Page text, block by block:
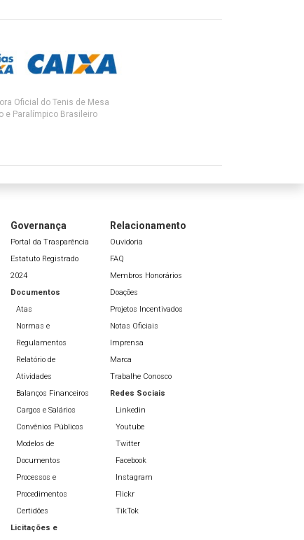
Oficial do Tenis de Mesa
e Paralímpico Brasileiro
Governança
Portal da Trasparência
Estatuto Registrado
2024
Documentos
Atas
Normas e
Regulamentos
Relatório de
Atividades
Balanços Financeiros
Cargos e Salários
Convênios Públicos
Modelos de
Documentos
Processos e
Procedimentos
Certidões
Licitações e
Relacionamento
Ouvidoria
FAQ
Membros Honorários
Doações
Projetos Incentivados
Notas Oficiais
Imprensa
Marca
Trabalhe Conosco
Redes Sociais
Linkedin
Youtube
Twitter
Facebook
Instagram
Flickr
TikTok